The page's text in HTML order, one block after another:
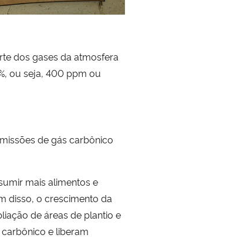
dos gases da atmosfera
ou seja, 400 ppm ou
de gás carbônico
mais alimentos e
disso, o crescimento da
de áreas de plantio e
e liberam